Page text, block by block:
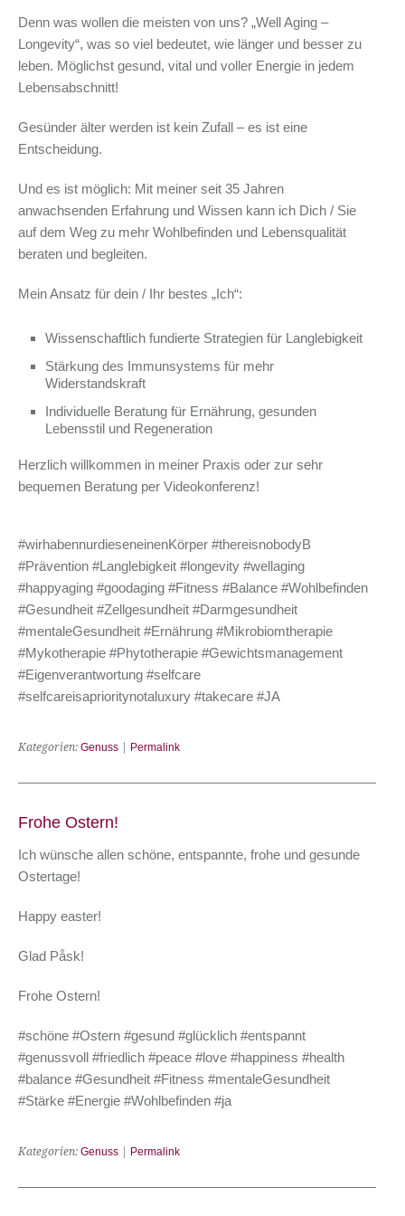
Denn was wollen die meisten von uns? „Well Aging –
Longevity“, was so viel bedeutet, wie länger und besser zu
leben. Möglichst gesund, vital und voller Energie in jedem
Lebensabschnitt!
Gesünder älter werden ist kein Zufall – es ist eine
Entscheidung.
Und es ist möglich: Mit meiner seit 35 Jahren
anwachsenden Erfahrung und Wissen kann ich Dich / Sie
auf dem Weg zu mehr Wohlbefinden und Lebensqualität
beraten und begleiten.
Mein Ansatz für dein / Ihr bestes „Ich“:
Wissenschaftlich fundierte Strategien für Langlebigkeit
Stärkung des Immunsystems für mehr
Widerstandskraft
Individuelle Beratung für Ernährung, gesunden
Lebensstil und Regeneration
Herzlich willkommen in meiner Praxis oder zur sehr
bequemen Beratung per Videokonferenz!
#wirhabennurdieseneinenKörper #thereisnobodyB
#Prävention #Langlebigkeit #longevity #wellaging
#happyaging #goodaging #Fitness #Balance #Wohlbefinden
#Gesundheit #Zellgesundheit #Darmgesundheit
#mentaleGesundheit #Ernährung #Mikrobiomtherapie
#Mykotherapie #Phytotherapie #Gewichtsmanagement
#Eigenverantwortung #selfcare
#selfcareisaprioritynotaluxury #takecare #JA
Kategorien: Genuss Permalink
Frohe Ostern!
Ich wünsche allen schöne, entspannte, frohe und gesunde
Ostertage!
Happy easter!
Glad Påsk!
Frohe Ostern!
#schöne #Ostern #gesund #glücklich #entspannt
#genussvoll #friedlich #peace #love #happiness #health
#balance #Gesundheit #Fitness #mentaleGesundheit
#Stärke #Energie #Wohlbefinden #ja
Kategorien: Genuss Permalink